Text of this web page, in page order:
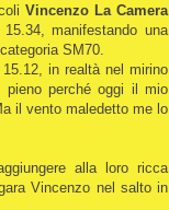
Vincenzo La Camera
manifestando una
SM70.
in realtà nel mirino
perché oggi il mio
il vento maledetto me lo
alla loro ricca
Vincenzo nel salto in